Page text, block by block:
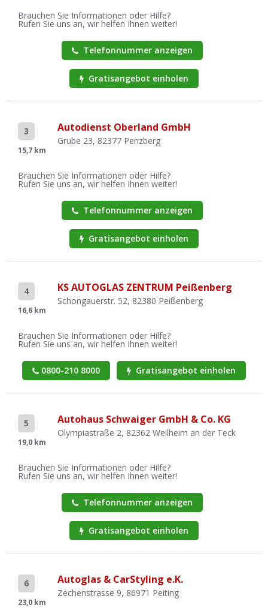
Brauchen Sie Informationen oder Hilfe?
Rufen Sie uns an, wir helfen Ihnen weiter!
Telefonnummer anzeigen
Gratisangebot einholen
3
15,7 km
Autodienst Oberland GmbH
Grube 23, 82377 Penzberg
Brauchen Sie Informationen oder Hilfe?
Rufen Sie uns an, wir helfen Ihnen weiter!
Telefonnummer anzeigen
Gratisangebot einholen
4
16,6 km
KS AUTOGLAS ZENTRUM Peißenberg
Schongauerstr. 52, 82380 Peißenberg
Brauchen Sie Informationen oder Hilfe?
Rufen Sie uns an, wir helfen Ihnen weiter!
0800-210 8000 Gratisangebot einholen
5
19,0 km
Autohaus Schwaiger GmbH & Co. KG
Olympiastraße 2, 82362 Weilheim an der Teck
Brauchen Sie Informationen oder Hilfe?
Rufen Sie uns an, wir helfen Ihnen weiter!
Telefonnummer anzeigen
Gratisangebot einholen
6
23,0 km
Autoglas & CarStyling e.K.
Zechenstrasse 9, 86971 Peiting